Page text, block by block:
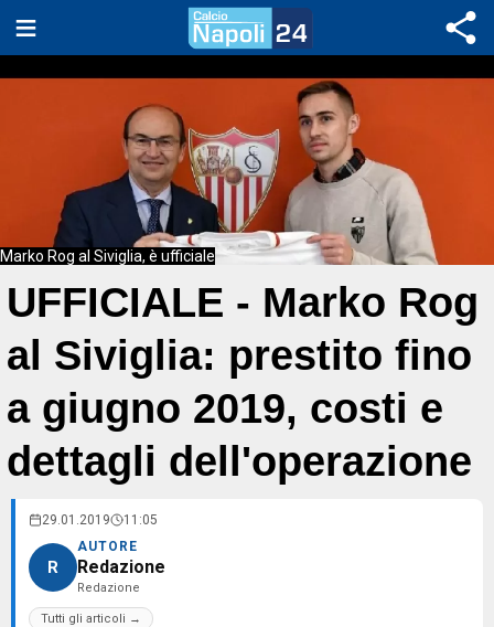
Marko Rog al Siviglia, è ufficiale
UFFICIALE - Marko Rog
al Siviglia: prestito fino
a giugno 2019, costi e
dettagli dell'operazione
29.01.2019 11:05
R
AUTORE
Redazione
Redazione
Tutti gli articoli →